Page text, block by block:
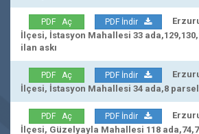
PDF Aç PDF İndir
İlçesi, İstasyon Mahallesi 33
ilan askı
PDF Aç PDF İndir
İlçesi, İstasyon Mahallesi 34 ada,8
PDF Aç PDF İndir
İlçesi, Güzelyayla Mahallesi 118